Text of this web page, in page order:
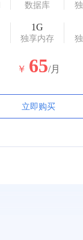
数据库
1G
独享内存
￥ 65/月
立即购买